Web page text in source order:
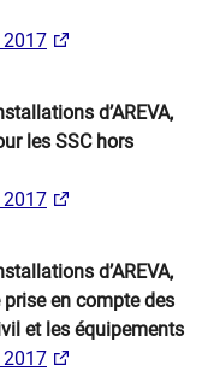
2017
d’AREVA,
les SSC hors
2017​
d’AREVA,
prise en compte des
et les équipements
2017​